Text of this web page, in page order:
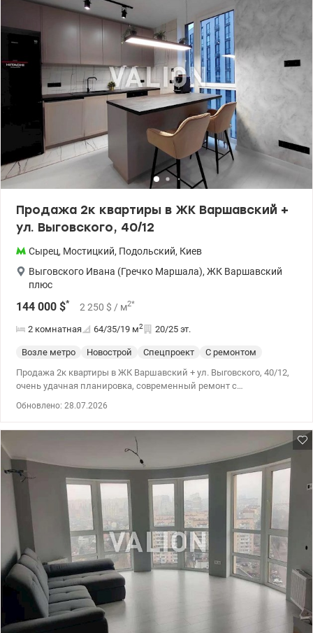
Стены утеплены. Санузел совмещён, отопление от автономной
котельной комплекса. Рядом магазины, школы, детсады, ТРЦ,
остановки транспорта. Строится станция метро. Звоните —
покажем в удобное время! Цена: 129 000 у.е. Комиссия АН 5%
(050) 962-65-54 Вікторія Valion.ua/1136396
Продажа 2к квартиры в ЖК Варшавский +
ул. Выговского, 40/12
Сырец, Мостицкий, Подольский, Киев
Выговского Ивана (Гречко Маршала), ЖК Варшавский
плюс
144 000 $* 2 250 $ / м2*
2 комнатная 64/35/19 м2 20/25 эт.
Возле метро Новострой Спецпроект
С ремонтом
Продажа 2к квартиры в ЖК Варшавский + ул. Выговского, 40/12,
очень удачная планировка, современный ремонт с
без мебели. Современный комплекс с очень развитой
инфраструктурой, строится метро, рядом с домом высотный
паркинг. Цена 144000 y.e. 0503932257 Мария. Valion.ua /1134939
Обновлено: 28.07.2026